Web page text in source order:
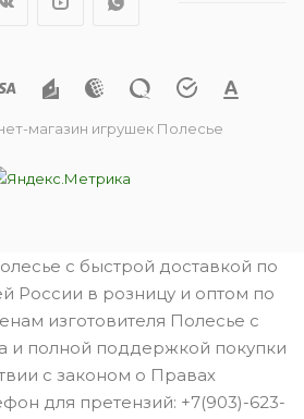
магазин игрушек Полесье
с быстрой доставкой по
России в розницу и оптом по
изготовителя Полесье с
и полной поддержкой покупки
с законом о Правах
для претензий: +7(903)-623-